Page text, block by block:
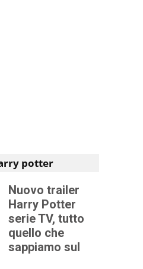
potter
Nuovo trailer
Harry Potter
serie TV, tutto
quello che
sappiamo sul